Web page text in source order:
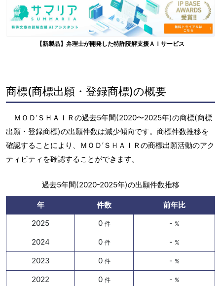
【新製品】弁理士が開発した特許読解支援ＡＩサービス
商標(商標出願・登録商標)の概要
ＭＯＤ’ＳＨＡＩＲの過去5年間(2020〜2025年)の商標(商標
出願・登録商標)の出願件数は減少傾向です。商標件数推移を
確認することにより、ＭＯＤ’ＳＨＡＩＲの商標出願活動のアク
ティビティを確認することができます。
過去5年間(2020-2025年)の出願件数推移
年 件数
前年比
2025
0 件 - %
2024 0 件 - %
2023 0 件 - %
2022 0 件 - %